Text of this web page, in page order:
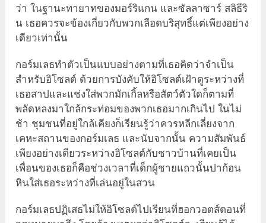
ว่า ในฐานะทายาทของมอร์ริแกน และซัลลาซาร์ สลิธีริ
น เธอควรจะข้องเกี่ยวกับพวกเลือดบริสุทธิ์แต่เพียงอย่าง
เดียวเท่านั้น
กอร์มเลธทำตัวเป็นแบบอย่างตามที่เธอคิดว่าจำเป็น
สำหรับอิโซลต์ ด้วยการบังคับให้อิโซลต์เฝ้าดูระหว่างที่
เธอสาปและแช่งใส่พวกมักเกิ้ลหรือสัตว์ตัวใดก็ตามที่
พลัดหลงมาใกล้กระท่อมของพวกเธอมากเกินไป ในไม่
ช้า ชุมชนที่อยู่ใกล้เคียงก็เรียนรู้ว่าควรหลีกเลี่ยงจาก
เคหะสถานของกอร์มเลธ และนับจากนั้น ความสัมพันธ์
เพียงอย่างเดียวระหว่างอิโซลต์กับชาวบ้านที่เคยเป็น
เพื่อนของเธอก็คือช่วงเวลาที่เด็กผู้ชายแถวนั้นปาก้อน
หินใส่เธอระหว่างที่เล่นอยู่ในสวน
กอร์มเลธปฏิเสธไม่ให้อิโซลต์ไปเรียนที่ฮอกวอตส์ตอนที่